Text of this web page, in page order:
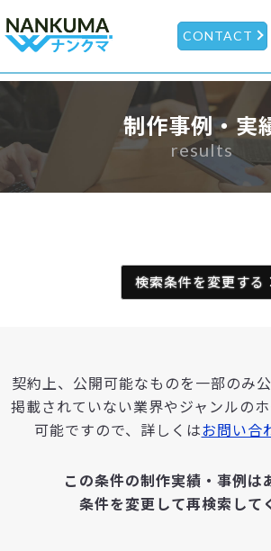
CONTACT
制作事例・実
results
検索条件を変更する
契約上、公開可能なものを一部のみ公
掲載されていない業界やジャンルの
可能ですので、詳しくはお問い合
この条件の制作実績・事例は
条件を変更して再検索して